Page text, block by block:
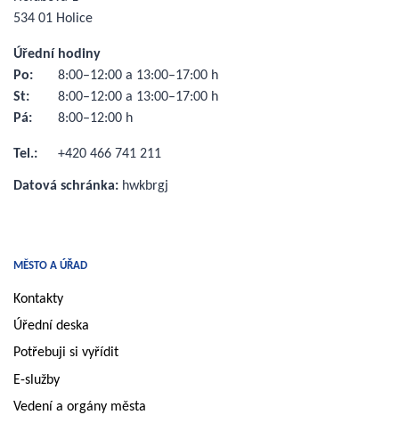
MĚSTO A ÚŘAD
Kontakty
Úřední deska
Potřebuji si vyřídit
E-služby
Vedení a orgány města
534 01 Holice
Úřední hodiny
Po:
8:00–12:00 a 13:00–17:00 h
St:
8:00–12:00 a 13:00–17:00 h
Pá:
8:00–12:00 h
Tel.: +420 466 741 211
Datová schránka: hwkbrgj